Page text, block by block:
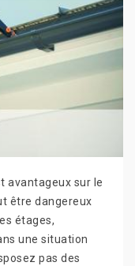
avantageux sur le
être dangereux
étages,
une situation
pas des